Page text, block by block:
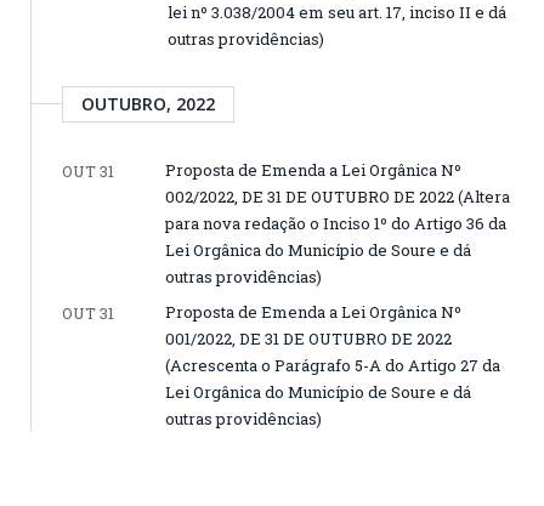
lei nº 3.038/2004 em seu art. 17, inciso II e dá
outras providências)
OUTUBRO, 2022
OUT 31
Proposta de Emenda a Lei Orgânica Nº
002/2022, DE 31 DE OUTUBRO DE 2022 (Altera
para nova redação o Inciso 1º do Artigo 36 da
Lei Orgânica do Município de Soure e dá
outras providências)
OUT 31
Proposta de Emenda a Lei Orgânica Nº
001/2022, DE 31 DE OUTUBRO DE 2022
(Acrescenta o Parágrafo 5-A do Artigo 27 da
Lei Orgânica do Município de Soure e dá
outras providências)